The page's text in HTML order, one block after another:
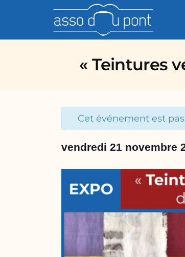
« Teintures
Cet événement est
vendredi 21 novembre